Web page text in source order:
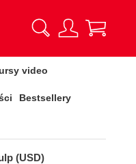
video
Bestsellery
(USD)